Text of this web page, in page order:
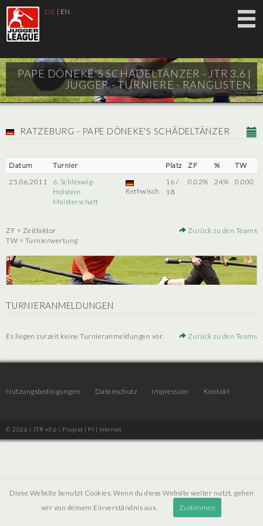
DE | EN
PAPE DÖNEKE'S SCHÄDELTÄNZER - JTR 3.6 |
JUGGER - TURNIERE - RANGLISTEN
RATZEBURG - PAPE DÖNEKE'S SCHÄDELTÄNZER
Datum Turnier Platz ZF %
TW
25.06.2011
6. Schleswig-
Holstein
Meisterschaft
Rethwisch
16 /
18
0.02% 24% 0.000
ZF = Zeitfaktor
TW = Turnierwertung
Zurück zu den Teams
TURNIERANMELDUNGEN
Es liegen zurzeit keine Turnieranmeldungen vor. Zurück zu den Teams
Nutzungsbedingungen Datenschutz Impressum Kontakt
© 2026 | JTR v3.6 | Projekt [ PI ] Internet
Diese Website benutzt Cookies. Wenn du diese Website weiter nutzt, gehen
wir von deinem Einverständnis aus.
Zustimmen